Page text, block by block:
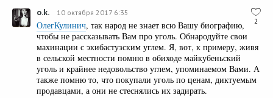
2
o.k. 10 октября 2017 6:35
ОлегКулинич, так народ не знает всю Вашу биографию,
чтобы не рассказывать Вам про уголь. Обнародуйте свои
махинации с экибастузским углем. Я, вот, к примеру, живя
в сельской местности помню в обиходе майкубеньский
уголь и крайнее недовольство углем, упоминаемом Вами. А
также помню то, что покупали уголь по ценам, диктуемым
продавцами, а они не стеснялись их задирать.